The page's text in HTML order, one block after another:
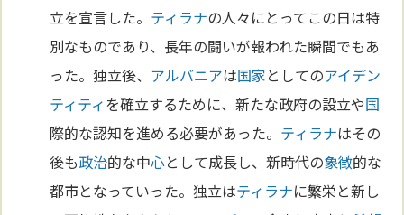
立を宣言した。 ティラナの人々にとってこの日は特
別なものであり、長年の闘いが報われた瞬間でもあ
った。独立後、 アルバニアは国家としてのアイデン
ティティを確立するために、新たな政府の設立や国
際的な認知を進める必要があった。 ティラナはその
後も政治的な中心として成長し、新時代の象徴的な
都市となっていった。独立はティラナに繁栄と新し